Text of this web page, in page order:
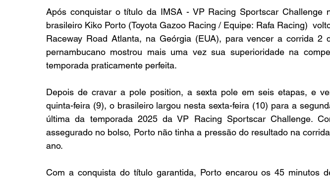
Após conquistar o título da IMSA - VP Racing Sportscar Challenge
brasileiro Kiko Porto (Toyota Gazoo Racing / Equipe: Rafa Racing)
Raceway Road Atlanta, na Geórgia (EUA), para vencer a corrida 2
pernambucano mostrou mais uma vez sua superioridade na
temporada praticamente perfeita.
Depois de cravar a pole position, a sexta pole em seis etapas, e
quinta-feira (9), o brasileiro largou nesta sexta-feira (10) para a
última da temporada 2025 da VP Racing Sportscar Challenge.
assegurado no bolso, Porto não tinha a pressão do resultado na
ano.
Com a conquista do título garantida, Porto encarou os 45 minutos